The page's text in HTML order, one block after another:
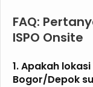
FAQ:
ISPO Onsite
1. Apakah
Bogor/Depok